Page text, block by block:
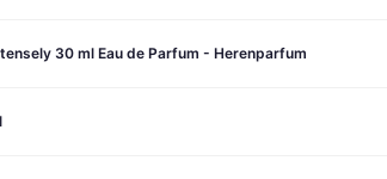
30 ml Eau de Parfum - Herenparfum